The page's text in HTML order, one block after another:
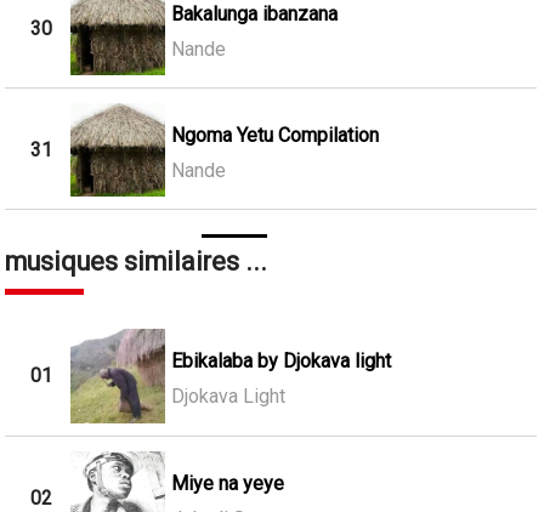
30
Bakalunga ibanzana
Nande
31
Ngoma Yetu Compilation
Nande
musiques similaires ...
01
Ebikalaba by Djokava light
Djokava Light
02
Miye na yeye